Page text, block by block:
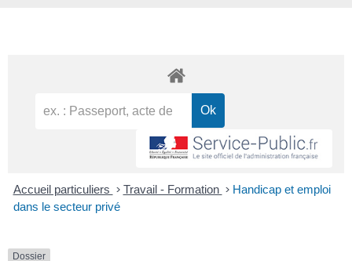
Accueil particuliers > Travail - Formation > Handicap et emploi
dans le secteur privé
Dossier